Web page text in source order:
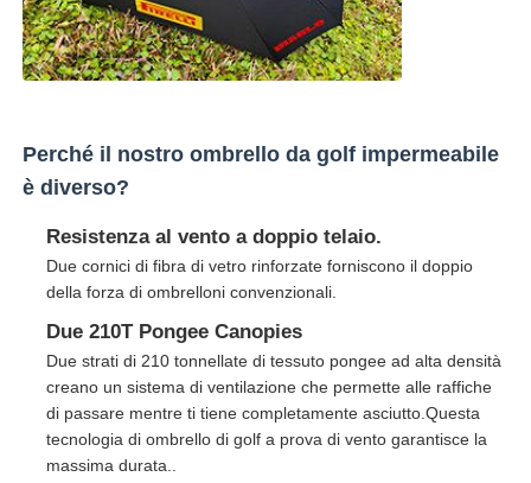
Ombrelli da passeggio
Ombrelli a prova di vento
Ombrelli automatici aperti
Ombrelloni inversi
Perché il nostro ombrello da golf impermeabile
è diverso?
Resistenza al vento a doppio telaio.
Due cornici di fibra di vetro rinforzate forniscono il doppio
della forza di ombrelloni convenzionali.
Due 210T Pongee Canopies
Due strati di 210 tonnellate di tessuto pongee ad alta densità
creano un sistema di ventilazione che permette alle raffiche
di passare mentre ti tiene completamente asciutto.Questa
tecnologia di ombrello di golf a prova di vento garantisce la
massima durata..